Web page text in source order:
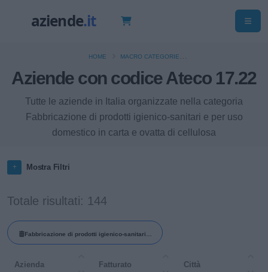
Aziende con codice Ateco 17.22
Tutte le aziende in Italia organizzate nella categoria
Fabbricazione di prodotti igienico-sanitari e per uso
domestico in carta e ovatta di cellulosa
HOME MACRO CATEGORIE
FABBRICAZIONE DI CARTA E DI PRODOTTI DI CARTA
Mostra Filtri
Totale risultati: 144
Fabbricazione di prodotti igienico-sanitari e
Azienda Fatturato Città